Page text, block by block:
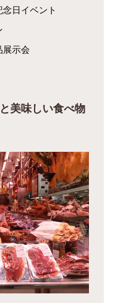
念日イベント
展示会
美味しい食べ物